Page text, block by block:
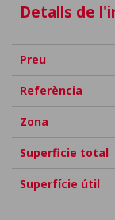
Detalls de
Preu
Referència
Zona
Superficie total
Superfície útil